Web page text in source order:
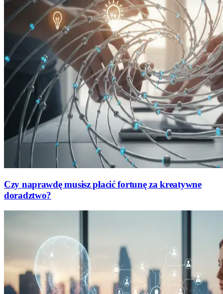
Czy naprawdę musisz płacić fortunę za kreatywne
doradztwo?